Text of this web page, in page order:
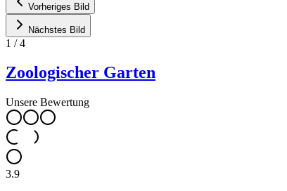
Vorheriges Bild
Nächstes Bild
1 /4
Zoologischer Garten
Unsere Bewertung
3.9